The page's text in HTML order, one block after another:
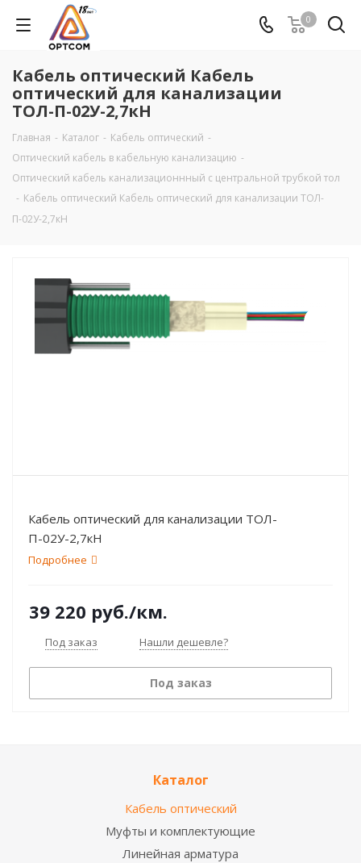
0
Кабель оптический Кабель
оптический для канализации
ТОЛ-П-02У-2,7кН
Главная - Каталог - Кабель оптический -
Оптический кабель в кабельную канализацию -
Оптический кабель канализационнный с центральной трубкой тол
- Кабель оптический Кабель оптический для канализации ТОЛ-
П-02У-2,7кН
Кабель оптический для канализации ТОЛ-
П-02У-2,7кН
Подробнее
39 220 руб./км.
Под заказ Нашли дешевле?
Под заказ
Каталог
Кабель оптический
Муфты и комплектующие
Линейная арматура